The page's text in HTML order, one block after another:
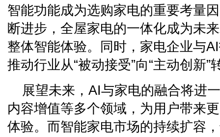
智能功能成为选购家电的重要考量
断进步，全屋家电的一体化成为未
整体智能体验。同时，家电企业与
推动行业从“被动接受”向“主动创新”
展望未来，AI与家电的融合将进
内容增值等多个领域，为用户带来
体验。而智能家电市场的持续扩容